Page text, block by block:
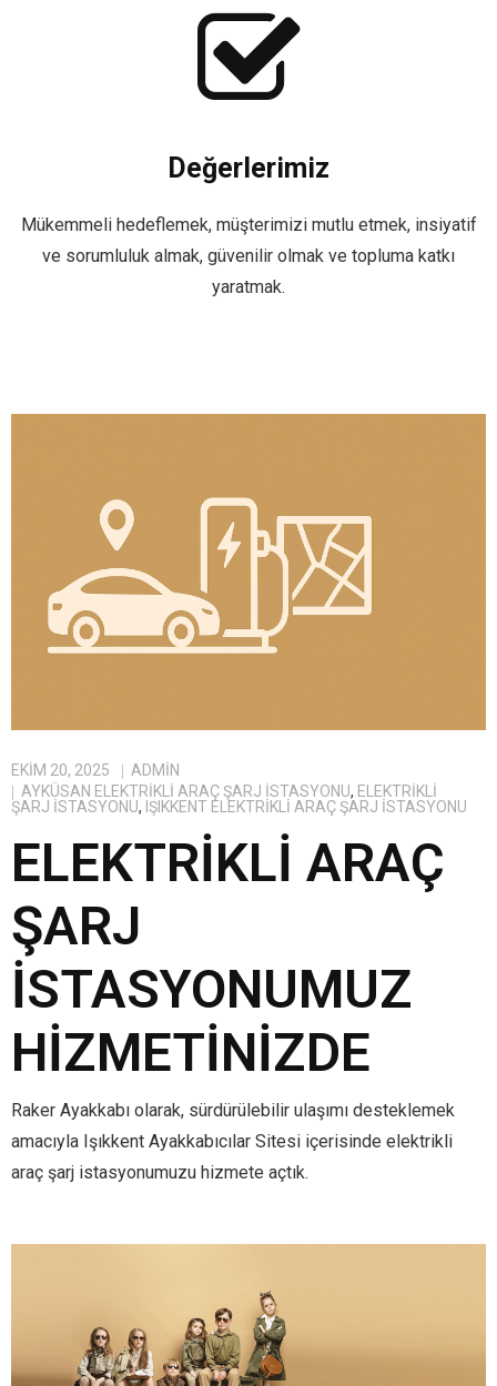
Değerlerimiz
Mükemmeli hedeflemek, müşterimizi mutlu etmek, insiyatif
ve sorumluluk almak, güvenilir olmak ve topluma katkı
yaratmak.
EKIM 20, 2025
ADMIN
AYKÜSAN ELEKTRIKLI ARAÇ ŞARJ İSTASYONU, ELEKTRIKLI
ŞARJ İSTASYONU, IŞIKKENT ELEKTRIKLI ARAÇ ŞARJ İSTASYONU
ELEKTRIKLI ARAÇ
ŞARJ
İSTASYONUMUZ
HIZMETINIZDE
Raker Ayakkabı olarak, sürdürülebilir ulaşımı desteklemek
amacıyla Işıkkent Ayakkabıcılar Sitesi içerisinde elektrikli
araç şarj istasyonumuzu hizmete açtık.